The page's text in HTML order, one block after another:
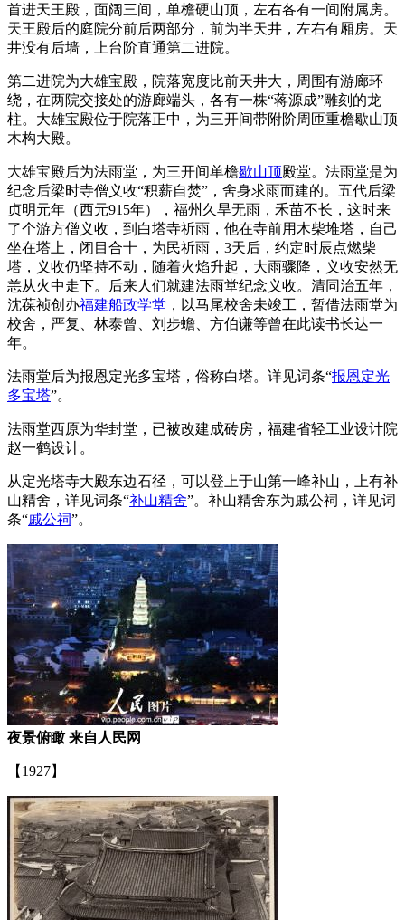
首进天王殿，面阔三间，单檐硬山顶，左右各有一间附属房。
天王殿后的庭院分前后两部分，前为半天井，左右有厢房。天
井没有后墙，上台阶直通第二进院。
第二进院为大雄宝殿，院落宽度比前天井大，周围有游廊环
绕，在两院交接处的游廊端头，各有一株“蒋源成”雕刻的龙
柱。大雄宝殿位于院落正中，为三开间带附阶周匝重檐歇山顶
木构大殿。
大雄宝殿后为法雨堂，为三开间单檐歇山顶殿堂。法雨堂是为
纪念后梁时寺僧义收“积薪自焚”，舍身求雨而建的。五代后梁
贞明元年（西元915年），福州久旱无雨，禾苗不长，这时来
了个游方僧义收，到白塔寺祈雨，他在寺前用木柴堆塔，自己
坐在塔上，闭目合十，为民祈雨，3天后，约定时辰点燃柴
塔，义收仍坚持不动，随着火焰升起，大雨骤降，义收安然无
恙从火中走下。后来人们就建法雨堂纪念义收。清同治五年，
沈葆祯创办福建船政学堂 ，以马尾校舍未竣工，暂借法雨堂为
校舍，严复、林泰曾、刘步蟾、方伯谦等曾在此读书长达一
年。
法雨堂后为报恩定光多宝塔，俗称白塔。详见词条“报恩定光
多宝塔”。
法雨堂西原为华封堂，已被改建成砖房，福建省轻工业设计院
赵一鹤设计。
从定光塔寺大殿东边石径，可以登上于山第一峰补山，上有补
山精舍，详见词条“补山精舍”。补山精舍东为戚公祠，详见词
条“戚公祠”。
夜景俯瞰 来自人民网
【1927】